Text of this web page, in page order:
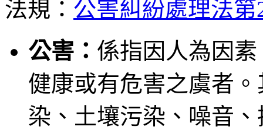
法規： 公害糾紛處理法第
公害： 係指因人為因
健康或有危害之虞者
染、土壤污染、噪音